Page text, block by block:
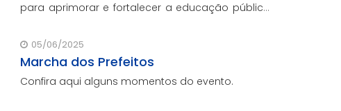
para aprimorar e fortalecer a educação pública
Mesmo para os municípios que não
participaram da Marcha dos Prefeito
05/06/2025
Marcha dos Prefeitos
Confira aqui alguns momentos do evento.